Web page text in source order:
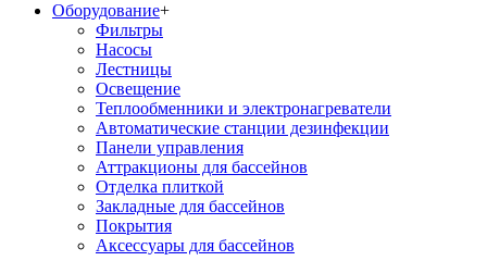
Оборудование+
Фильтры
Насосы
Лестницы
Освещение
Теплообменники и электронагреватели
Автоматические станции дезинфекции
Панели управления
Аттракционы для бассейнов
Отделка плиткой
Закладные для бассейнов
Покрытия
Аксессуары для бассейнов